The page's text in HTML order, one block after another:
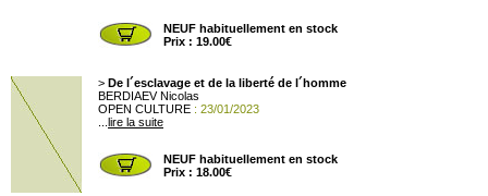
NEUF habituellement en stock
Prix : 19.00€
> De l´esclavage et de la liberté de l´homme
BERDIAEV Nicolas
OPEN CULTURE : 23/01/2023
lire la suite
NEUF habituellement en stock
Prix : 18.00€